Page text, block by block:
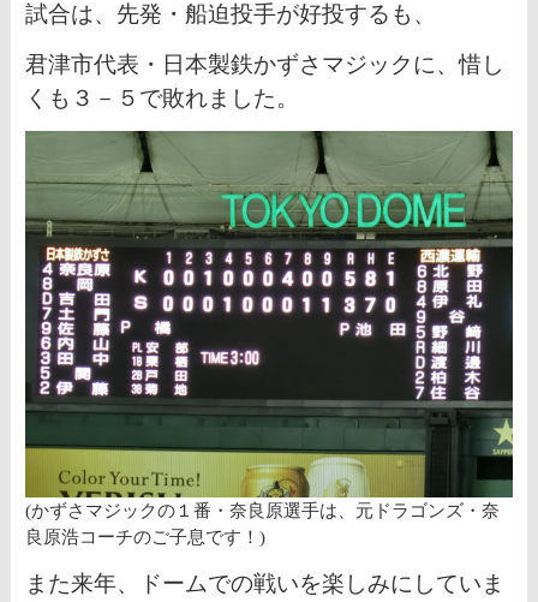
試合は、先発・船迫投手が好投するも、
君津市代表・日本製鉄かずさマジックに、惜し
くも３－５で敗れました。
(かずさマジックの１番・奈良原選手は、元ドラゴンズ・奈
良原浩コーチのご子息です！)
また来年、ドームでの戦いを楽しみにしていま